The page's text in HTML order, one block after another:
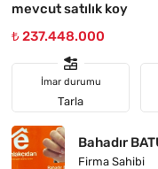
mevcut satılık koy
₺ 237.448.000
İmar durumu
Tarla
Bahadır
Firma Sahibi